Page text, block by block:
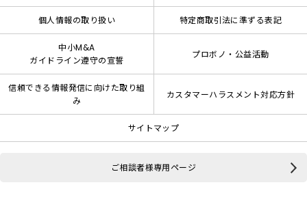
個人情報の取り扱い 特定商取引法に準ずる表記
中小M&A
ガイドライン遵守の宣誓
プロボノ・公益活動
信頼できる情報発信に向けた取り組
み
カスタマーハラスメント対応方針
サイトマップ
ご相談者様専用ページ